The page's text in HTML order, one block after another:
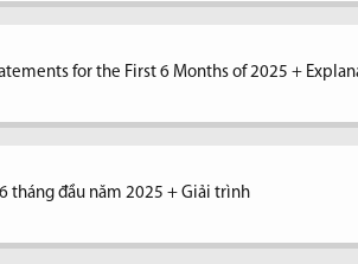
for the First 6 Months of 2025 +
tháng đầu năm 2025 + Giải trình